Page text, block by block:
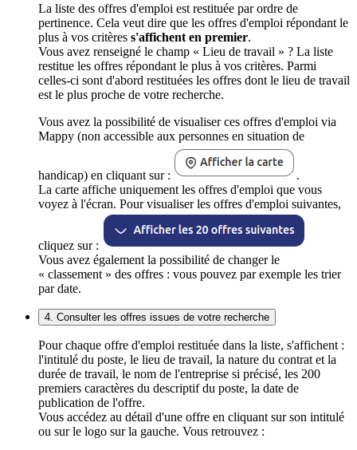
La liste des offres d'emploi est restituée par ordre de
pertinence. Cela veut dire que les offres d'emploi répondant le
plus à vos critères s'affichent en premier.
Vous avez renseigné le champ « Lieu de travail » ? La liste
restitue les offres répondant le plus à vos critères. Parmi
celles-ci sont d'abord restituées les offres dont le lieu de travail
est le plus proche de votre recherche.
Vous avez la possibilité de visualiser ces offres d'emploi via
Mappy (non accessible aux personnes en situation de
handicap) en cliquant sur :
.
La carte affiche uniquement les offres d'emploi que vous
voyez à l'écran. Pour visualiser les offres d'emploi suivantes,
cliquez sur :
Vous avez également la possibilité de changer le
« classement » des offres : vous pouvez par exemple les trier
par date.
4. Consulter les offres issues de votre recherche
Pour chaque offre d'emploi restituée dans la liste, s'affichent :
l'intitulé du poste, le lieu de travail, la nature du contrat et la
durée de travail, le nom de l'entreprise si précisé, les 200
premiers caractères du descriptif du poste, la date de
publication de l'offre.
Vous accédez au détail d'une offre en cliquant sur son intitulé
ou sur le logo sur la gauche. Vous retrouvez :